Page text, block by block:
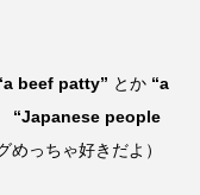
beef patty” とか “a
“Japanese people
めっちゃ好きだよ）